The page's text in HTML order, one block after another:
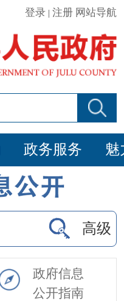
登录 |注册 网站导航
政务服务 魅
高级
政府信息
公开指南